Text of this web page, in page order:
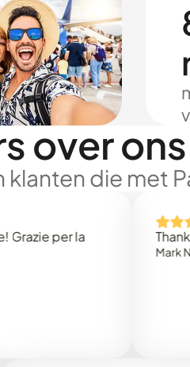
over
klanten die met
per la
Thank you